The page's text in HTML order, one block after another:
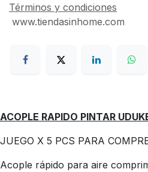
Términos y condiciones
www.tiendasinhome.com
ACOPLE RAPIDO PINTAR
JUEGO X 5 PCS PARA
Acople rápido para aire